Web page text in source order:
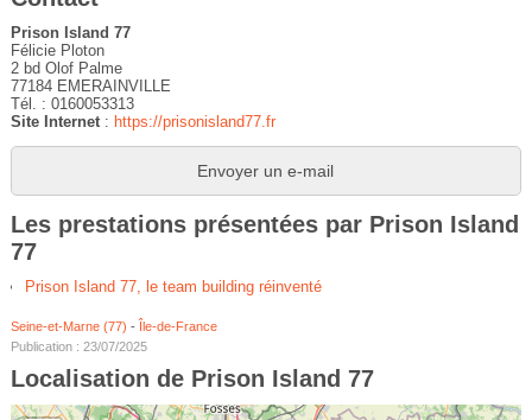
Prison Island 77
Félicie Ploton
2 bd Olof Palme
77184 EMERAINVILLE
Tél. : 0160053313
Site Internet: https://prisonisland77.fr
Envoyer un e-mail
Les prestations présentées par Prison Island
77
Prison Island 77, le team building réinventé
Seine-et-Marne (77) -
Île-de-France
Publication : 23/07/2025
Localisation de Prison Island 77